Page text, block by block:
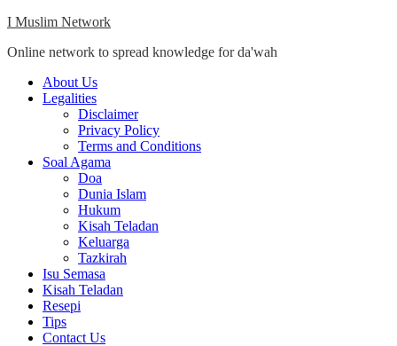
Skip
content
I Muslim Network
Online network to spread knowledge for da'wah
Close
Menu
About Us
Legalities
Disclaimer
Privacy Policy
Terms and Conditions
Soal Agama
Doa
Dunia Islam
Hukum
Kisah Teladan
Keluarga
Tazkirah
Isu Semasa
Kisah Teladan
Resepi
Tips
Contact Us